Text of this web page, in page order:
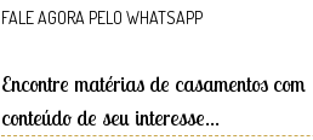
FALE AGORA PELO WHATSAPP
Encontre matérias de casamentos com
conteúdo de seu interesse...